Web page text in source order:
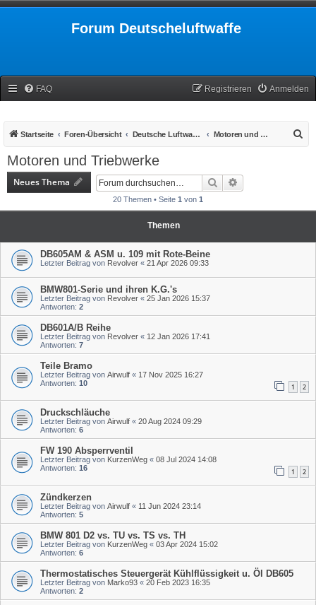
Forum Deutscheluftwaffe
FAQ Anmelden
Registrieren
Startseite Foren-Übersicht Deutsche Luftwaffe 1939-1945 Motoren und Triebwerke
Motoren und Triebwerke
Neues Thema Suche
20 Themen • Seite 1 von 1
Themen
DB605AM & ASM u. 109 mit Rote-Beine
Letzter Beitrag von Revolver « 21 Apr 2026 09:33
BMW801-Serie und ihren K.G.'s
Letzter Beitrag von Revolver « 25 Jan 2026 15:37
Antworten: 2
DB601A/B Reihe
Letzter Beitrag von Revolver « 12 Jan 2026 17:41
Antworten: 7
Teile Bramo
Letzter Beitrag von Airwulf « 17 Nov 2025 16:27
Antworten: 10 1 2
Druckschläuche
Letzter Beitrag von Airwulf « 20 Aug 2024 09:29
Antworten: 6
FW 190 Absperrventil
Letzter Beitrag von KurzenWeg « 08 Jul 2024 14:08
Antworten: 16 1 2
Zündkerzen
Letzter Beitrag von Airwulf « 11 Jun 2024 23:14
Antworten: 5
BMW 801 D2 vs. TU vs. TS vs. TH
Letzter Beitrag von KurzenWeg « 03 Apr 2024 15:02
Antworten: 6
Thermostatisches Steuergerät Kühlflüssigkeit u. Öl DB605
Letzter Beitrag von Marko93 « 20 Feb 2023 16:35
Antworten: 2